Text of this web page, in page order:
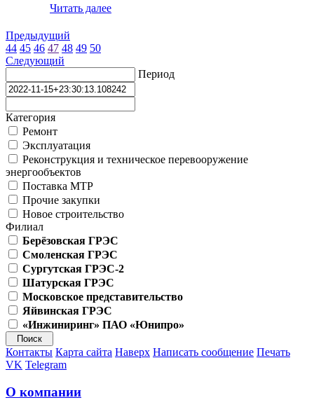
Читать далее
Предыдущий
44 45 46 47 48 49 50
Следующий
Период
Категория
Ремонт
Эксплуатация
Реконструкция и техническое перевооружение
энергообъектов
Поставка МТР
Прочие закупки
Новое строительство
Филиал
Берёзовская ГРЭС
Смоленская ГРЭС
Сургутская ГРЭС-2
Шатурская ГРЭС
Московское представительство
Яйвинская ГРЭС
«Инжиниринг» ПАО «Юнипро»
Контакты Карта сайта Наверх Написать сообщение Печать
VK Telegram
О компании